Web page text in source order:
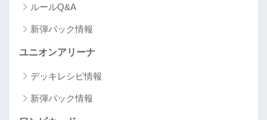
ルールQ&A
新弾パック情報
ユニオンアリーナ
デッキレシピ情報
新弾パック情報